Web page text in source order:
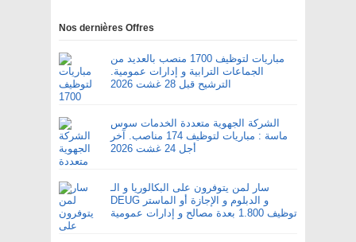
Nos dernières Offres
مباريات لتوظيف 1700 منصب بالعديد من
الجماعات الترابية و إدارات عمومية.
الترشيح قبل 28 غشت 2026
الشركة الجهوية متعددة الخدمات سوس
ماسة : مباريات لتوظيف 174 مناصب. آخر
أجل 24 غشت 2026
سار لمن يتوفرون على البكالوريا و الـ
DEUG و الدبلوم و الإجازة أو الماستر
توظيف 1.800 بعدة مصالح و إدارات عمومية